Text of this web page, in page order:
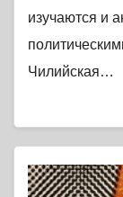
изучаются и
Чилийская…